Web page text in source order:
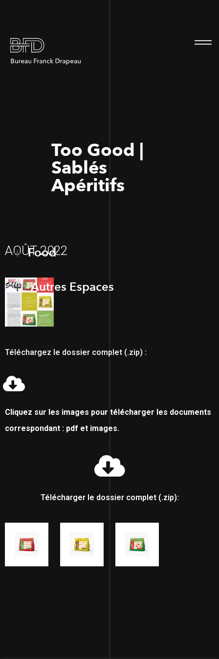
Too Good |
Sablés
Apéritifs
AOÛT 2022
Food
Autres Espaces
Téléchargez le dossier complet (.zip) :
Cliquez sur les images pour télécharger les documents
correspondant : pdf et images.
Télécharger le dossier complet (.zip):